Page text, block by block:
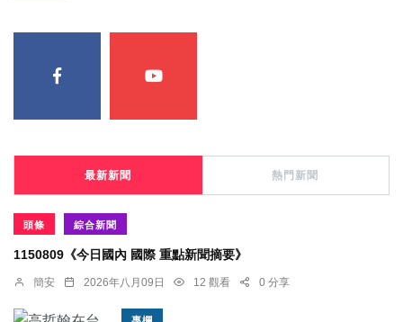
最新新聞 熱門新聞
頭條 綜合新聞
1150809《今日國內 國際 重點新聞摘要》
簡安 2026年八月09日 12 觀看 0 分享